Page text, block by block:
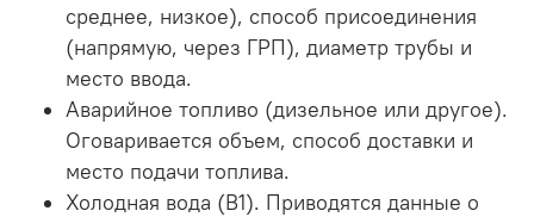
среднее, низкое), способ присоединения
(напрямую, через ГРП), диаметр трубы и
место ввода.
Аварийное топливо (дизельное или другое).
Оговаривается объем, способ доставки и
место подачи топлива.
Холодная вода (В1). Приводятся данные о